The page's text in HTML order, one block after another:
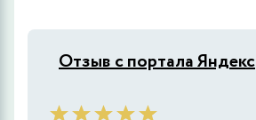
Отзыв с портала Яндекс